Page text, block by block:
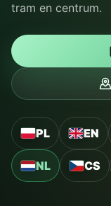
tram en centrum.
PL EN
NL CS